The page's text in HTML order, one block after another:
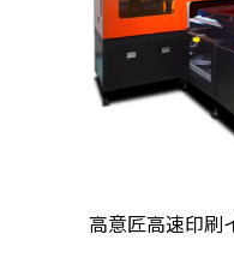
高意匠高速印刷